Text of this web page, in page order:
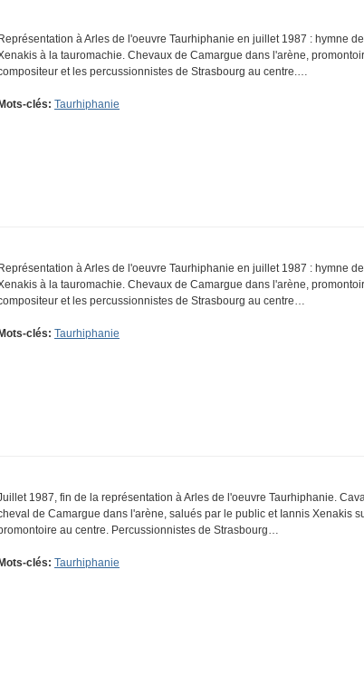
Représentation à Arles de l'oeuvre Taurhiphanie en juillet 1987 : hymne
à la tauromachie. Chevaux de Camargue dans l'arène,
et les percussionnistes de Strasbourg au centre.…
Mots-clés: Taurhiphanie
Représentation à Arles de l'oeuvre Taurhiphanie en juillet 1987 : hymne
à la tauromachie. Chevaux de Camargue dans l'arène,
et les percussionnistes de Strasbourg au centre…
Mots-clés: Taurhiphanie
1987, fin de la représentation à Arles de l'oeuvre Taurhiphanie.
de Camargue dans l'arène, salués par le public et Iannis Xenakis
au centre. Percussionnistes de Strasbourg…
Mots-clés: Taurhiphanie